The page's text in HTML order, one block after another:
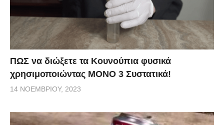
ΠΩΣ να διώξετε τα Κουνούπια φυσικά
χρησιμοποιώντας ΜΟΝΟ 3 Συστατικά!
14 ΝΟΕΜΒΡΊΟΥ, 2023